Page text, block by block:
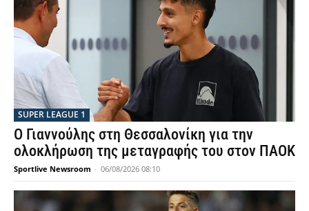
SUPER LEAGUE 1
Ο Γιαννούλης στη Θεσσαλονίκη για την
ολοκλήρωση της μεταγραφής του στον ΠΑΟΚ
Sportlive Newsroom - 06/08/2026 08:10